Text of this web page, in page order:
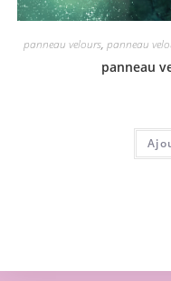
panneau velours, panneau
panneau